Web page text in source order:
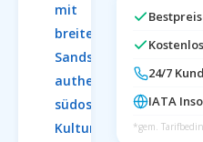
mit
breiten
Sandstränden,
authentischer
südosteuropäischer
Kultur
24/7
IATA
*gem.